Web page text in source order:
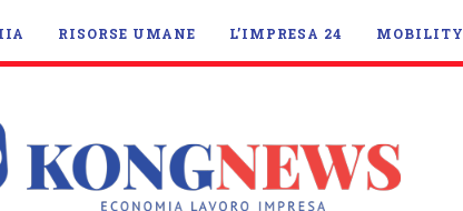
RISORSE UMANE L’IMPRESA 24 MOBILITY